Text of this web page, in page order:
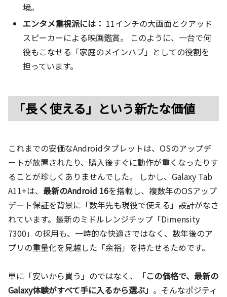
境。
エンタメ重視派には： 11インチの大画面とクアッド
スピーカーによる映画鑑賞。 このように、一台で何
役もこなせる「家庭のメインハブ」としての役割を
担っています。
「長く使える」という新たな価値
これまでの安価なAndroidタブレットは、OSのアップデ
ートが放置されたり、購入後すぐに動作が重くなったりす
ることが珍しくありませんでした。 しかし、Galaxy Tab
A11+は、 最新のAndroid 16を搭載し、複数年のOSアップ
デート保証を背景に「数年先も現役で使える」設計がなさ
れています。最新のミドルレンジチップ「Dimensity
7300」の採用も、一時的な快適さではなく、数年後のア
プリの重量化を見越した「余裕」を持たせるためです。
単に「安いから買う」のではなく、
「この価格で、最新の
Galaxy体験がすべて手に入るから選ぶ」 。そんなポジティ